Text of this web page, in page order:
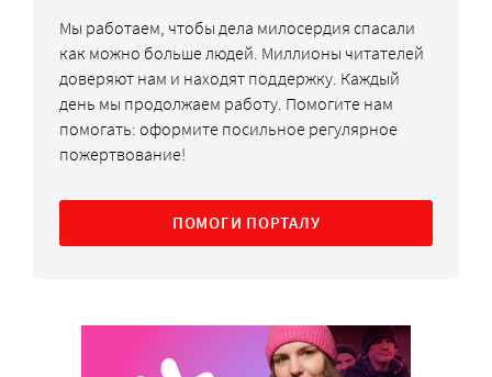
Мы работаем, чтобы дела милосердия спасали
как можно больше людей. Миллионы читателей
доверяют нам и находят поддержку. Каждый
день мы продолжаем работу. Помогите нам
помогать: оформите посильное регулярное
пожертвование!
ПОМОГИ ПОРТАЛУ